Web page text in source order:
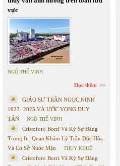
vực
NGÔ THẾ VINH
Đọc thêm
GIÁO SƯ TRẦN NGỌC NINH
1923 -2025 VÀ ƯỚC VỌNG DUY
TÂN
NGÔ THẾ VINH
Cristoforo Borri Và Ký Sự Đàng
Trong Iii. Quan Khám Lý Trần Đức Hòa
Và Cơ Sở Nước Mặn
THỤY KHUÊ
Cristoforo Borri Và Ký Sự Đàng